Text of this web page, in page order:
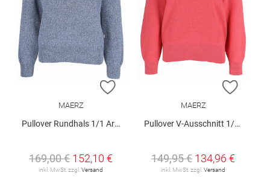
ZUR WUNSCHLISTE HINZUFÜGEN
MAERZ
Pullover Rundhals 1/1 Arm
169,00 € 152,10 €
inkl. MwSt. zzgl. Versand
ZUR
MAERZ
Pullover V-Ausschnitt 1/1 Arm
149,95 € 134,96 €
inkl. MwSt. zzgl. Versand